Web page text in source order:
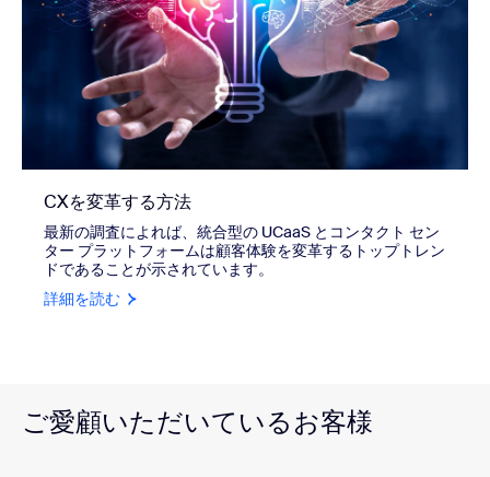
CXを変革する方法
最新の調査によれば、統合型の UCaaS とコンタクト セン
ター プラットフォームは顧客体験を変革するトップトレン
ドであることが示されています。
詳細を読む
ご愛顧いただいているお客様